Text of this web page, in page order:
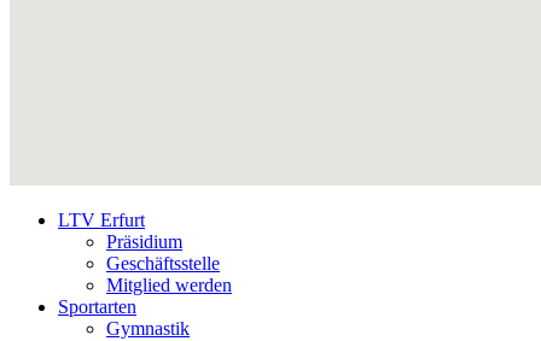
LTV Erfurt
Präsidium
Geschäftsstelle
Mitglied werden
Sportarten
Gymnastik